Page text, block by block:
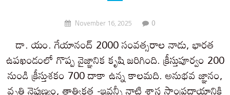
November 16, 2025 0
డా. యం. గేయానంద్ 2000 సంవత్సరాల నాడు, భారత
ఉపఖండంలో గొప్ప వైజ్ఞానిక కృషి జరిగింది. క్రీస్తుపూర్వం 200
నుండి క్రీస్తుశకం 700 దాకా ఉన్న కాలమది. అనుభవ జ్ఞానం,
వృత్తి నైపుణ్యం, తాత్వికత -ఇవన్నీ నాటి శాస్త్ర సాంప్రదాయానికి